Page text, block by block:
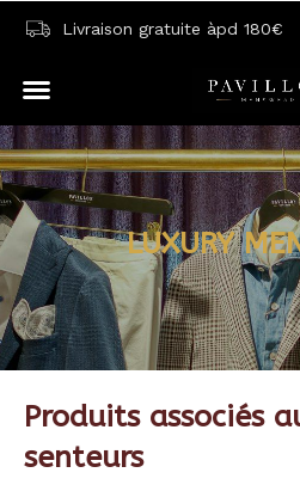
Livraison gratuite àpd 180€
LUXURY
Produits associés
senteurs